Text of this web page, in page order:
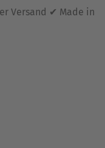
Versand ✔ Made in